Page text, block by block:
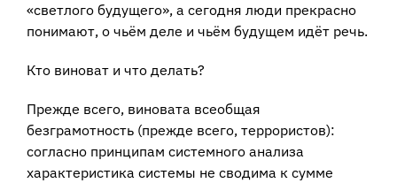
«светлого будущего», а сегодня люди прекрасно
понимают, о чьём деле и чьём будущем идёт речь.
Кто виноват и что делать?
Прежде всего, виновата всеобщая
безграмотность (прежде всего, террористов):
согласно принципам системного анализа
характеристика системы не сводима к сумме